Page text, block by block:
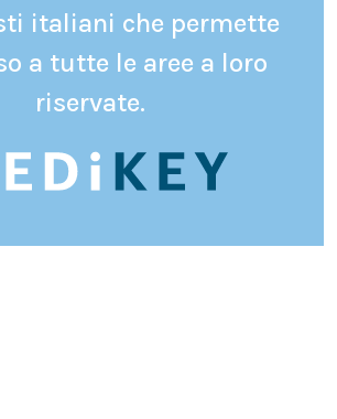
italiani che permette
a tutte le aree a loro
riservate.